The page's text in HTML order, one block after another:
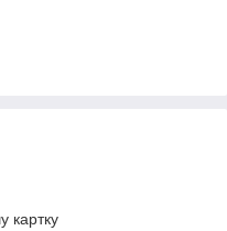
картку